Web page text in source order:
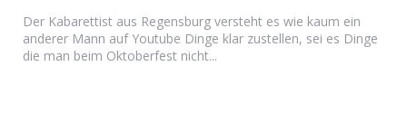
Der Kabarettist aus Regensburg versteht es wie kaum ein
anderer Mann auf Youtube Dinge klar zustellen, sei es Dinge
die man beim Oktoberfest nicht...